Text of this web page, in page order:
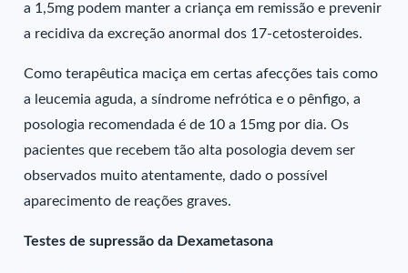
a 1,5mg podem manter a criança em remissão e prevenir
a recidiva da excreção anormal dos 17-cetosteroides.
Como terapêutica maciça em certas afecções tais como
a leucemia aguda, a síndrome nefrótica e o pênfigo, a
posologia recomendada é de 10 a 15mg por dia. Os
pacientes que recebem tão alta posologia devem ser
observados muito atentamente, dado o possível
aparecimento de reações graves.
Testes de supressão da Dexametasona